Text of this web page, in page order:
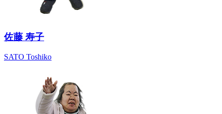
佐藤 寿子
SATO Toshiko